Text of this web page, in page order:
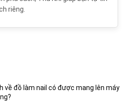
riêng.
về đồ làm nail có được mang lên máy